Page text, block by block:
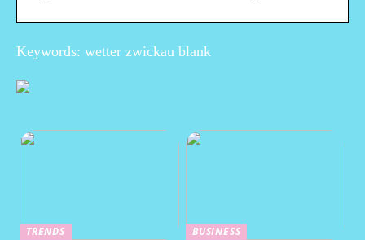
Keywords: wetter zwickau blank
TRENDS
BUSINESS